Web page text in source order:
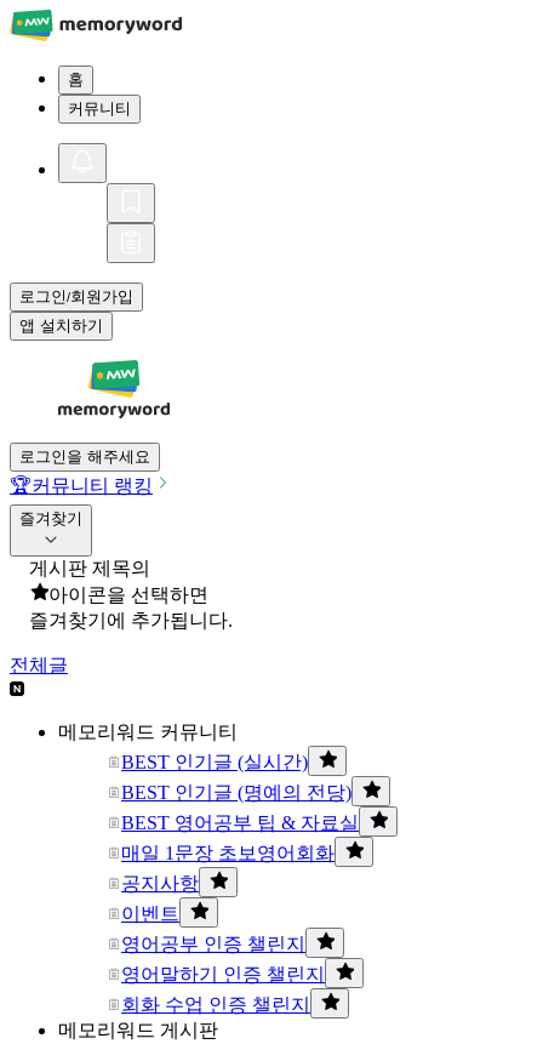
홈
커뮤니티
로그인/회원가입
앱 설치하기
로그인을 해주세요
🏆커뮤니티 랭킹
즐겨찾기
게시판 제목의
아이콘을 선택하면
즐겨찾기에 추가됩니다.
전체글
메모리워드 커뮤니티
BEST 인기글 (실시간)
BEST 인기글 (명예의 전당)
BEST 영어공부 팁 & 자료실
매일 1문장 초보영어회화
공지사항
이벤트
영어공부 인증 챌린지
영어말하기 인증 챌린지
회화 수업 인증 챌린지
메모리워드 게시판